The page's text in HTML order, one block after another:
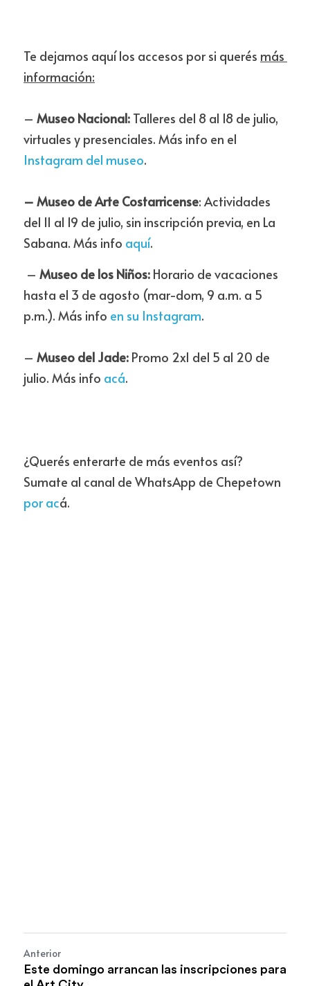
Te dejamos aquí los accesos por si querés más
información:
– Museo Nacional: Talleres del 8 al 18 de julio,
Instagram del museo.
– Museo de Arte Costarricense: Actividades
del 11 al 19 de julio, sin inscripción previa, en La
Sabana. Más info aquí.
– Museo de los Niños: Horario de vacaciones
hasta el 3 de agosto (mar-dom, 9 a.m. a 5
p.m.). Más info en su Instagram.
– Museo del Jade: Promo 2x1 del 5 al 20 de
julio. Más info acá.
¿Querés enterarte de más eventos así?
Sumate al canal de WhatsApp de Chepetown
por acá.
Anterior
Este domingo arrancan las inscripciones para